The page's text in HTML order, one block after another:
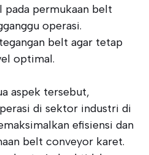
pada permukaan belt
operasi.
belt agar tetap
optimal.
aspek tersebut,
di sektor industri di
efisiensi dan
belt conveyor karet.